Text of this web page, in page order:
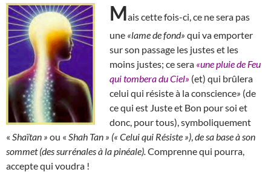
Mais cette fois-ci, ce ne sera pas
une «lame de fond» qui va emporter
sur son passage les justes et les
moins justes; ce sera «une pluie de Feu
qui tombera du Ciel» (et) qui brûlera
celui qui résiste à la conscience» (de
ce qui est Juste et Bon pour soi et
donc, pour tous), symboliquement
« Shaïtan » ou « Shah Tan » (« Celui qui Résiste ») de sa base à son
sommet (des surrénales à la pinéale). Comprenne qui pourra,
accepte qui voudra !